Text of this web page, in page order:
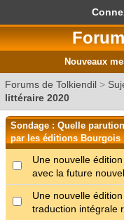
Nouveaux
Forums de Tolkiendil >
littéraire 2020
Sondage : Quelle
par les éditions Bourgois
Une nouvelle
avec la future
Une nouvelle
traduction intégrale